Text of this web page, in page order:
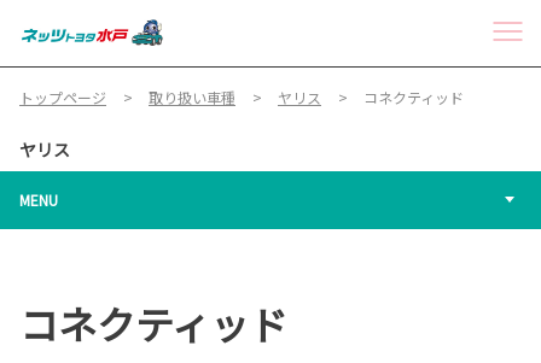
トップページ 取り扱い車種 ヤリス コネクティッド
ヤリス
MENU
コネクティッド